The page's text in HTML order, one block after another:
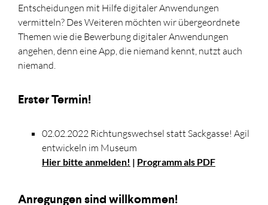
Entscheidungen mit Hilfe digitaler Anwendungen
vermitteln? Des Weiteren möchten wir übergeordnete
Themen wie die Bewerbung digitaler Anwendungen
angehen, denn eine App, die niemand kennt, nutzt auch
niemand.
Erster Termin!
02.02.2022 Richtungswechsel statt Sackgasse! Agil
entwickeln im Museum
Hier bitte anmelden! | Programm als PDF
Anregungen sind willkommen!